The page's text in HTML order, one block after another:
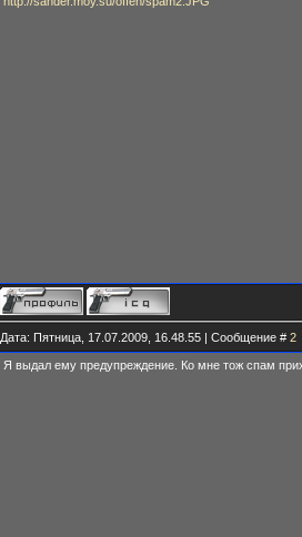
Дата: Пятница, 17.07.2009, 16.48.55 | Сообщение # 2
Я выдал ему предупреждение. Ко мне тож спам